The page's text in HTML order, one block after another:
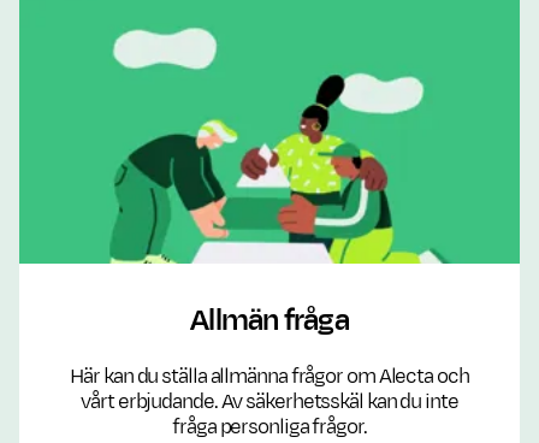
Allmän fråga
Här kan du ställa allmänna frågor om Alecta och
vårt erbjudande. Av säkerhetsskäl kan du inte
fråga personliga frågor.